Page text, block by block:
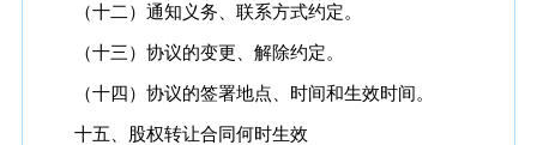
（十二）通知义务、联系方式约定。
（十三）协议的变更、解除约定。
（十四）协议的签署地点、时间和生效时间。
十五、股权转让合同何时生效